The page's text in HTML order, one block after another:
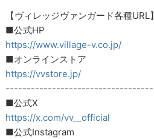
【ヴィレッジヴァンガード各種URL】
■公式HP
https://www.village-v.co.jp/
■オンラインストア
https://vvstore.jp/
-----------------------------------
■公式X
https://x.com/vv__official
■公式Instagram